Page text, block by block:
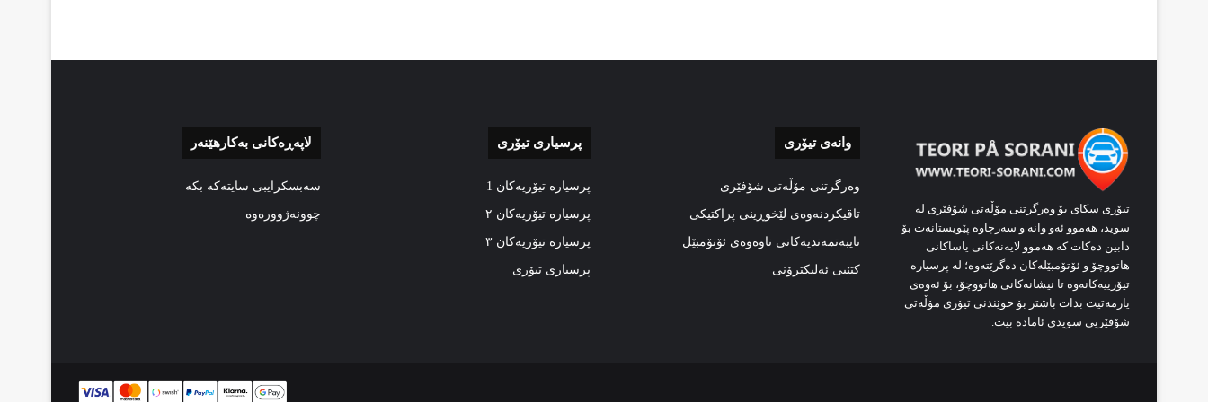
تیۆری سکای بۆ وەرگرتنی مۆڵەتی شۆفێری لە
سوید، هەموو ئەو وانە و سەرچاوە پێویستانەت بۆ
دابین دەکات کە هەموو لایەنەکانی یاساکانی
هاتووچۆ و ئۆتۆمبێلەکان دەگرێتەوە؛ لە پرسیارە
تیۆرییەکانەوە تا نیشانەکانی هاتووچۆ، بۆ ئەوەی
یارمەتیت بدات باشتر بۆ خوێندنی تیۆری مۆڵەتی
شۆفێریی سویدی ئامادە بیت.
وانەی تیۆری
وەرگرتنی مۆڵەتی شۆفێری
تاقیکردنەوەی لێخوڕینی پراکتیکی
تایبەتمەندیەکانی ناوەوەی ئۆتۆمبێل
کتێبی ئەلیکترۆنی
پرسیاری تیۆری
پرسیارە تیۆریەکان 1
پرسیارە تیۆریەکان ٢
پرسیارە تیۆریەکان ٣
پرسیاری تیۆری
لاپەڕەکانی بەکارهێنەر
سەبسکرایبی سایتەکە بکە
چوونەژوورەوە